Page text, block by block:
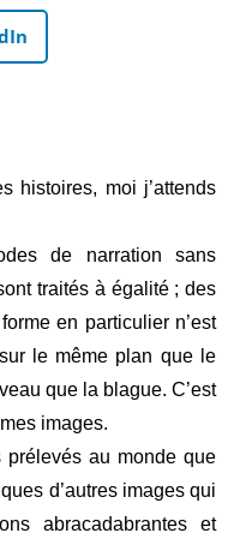
histoires, moi j’attends
de narration sans
traités à égalité ; des
en particulier n’est
le même plan que le
que la blague. C’est
images.
prélevés au monde que
d’autres images qui
abracadabrantes et